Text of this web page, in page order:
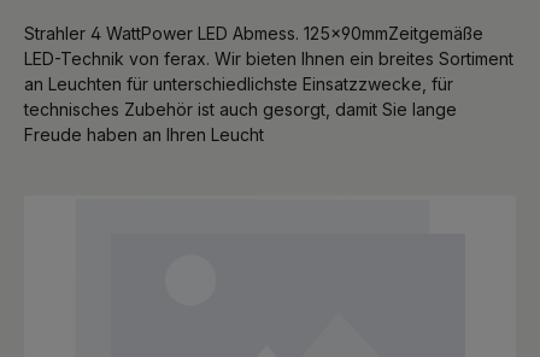
Strahler 4 WattPower LED Abmess. 125x90mmZeitgemäße
LED-Technik von ferax. Wir bieten Ihnen ein breites Sortiment
an Leuchten für unterschiedlichste Einsatzzwecke, für
technisches Zubehör ist auch gesorgt, damit Sie lange
Freude haben an Ihren Leucht